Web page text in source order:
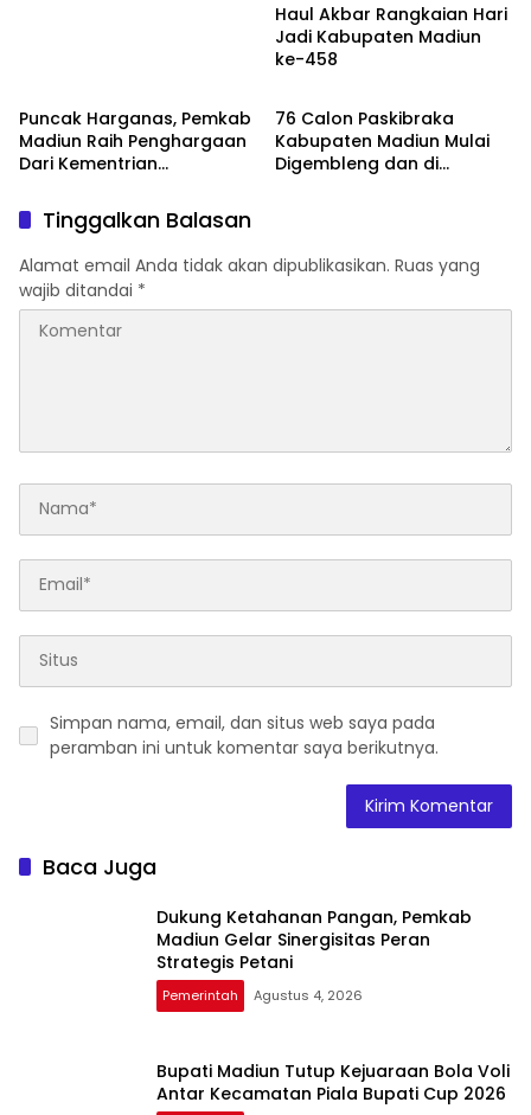
Haul Akbar Rangkaian Hari
Jadi Kabupaten Madiun
ke-458
Puncak Harganas, Pemkab
Madiun Raih Penghargaan
Dari Kementrian
Pembangunan Keluarga
Pemerintah
76 Calon Paskibraka
Kabupaten Madiun Mulai
Digembleng dan di
Tinggalkan Balasan
Alamat email Anda tidak akan dipublikasikan. Ruas yang
wajib ditandai *
Simpan nama, email, dan situs web saya pada
peramban ini untuk komentar saya berikutnya.
Baca Juga
Dukung Ketahanan Pangan, Pemkab
Madiun Gelar Sinergisitas Peran
Strategis Petani
Pemerintah Agustus 4, 2026
Bupati Madiun Tutup Kejuaraan Bola Voli
Antar Kecamatan Piala Bupati Cup 2026